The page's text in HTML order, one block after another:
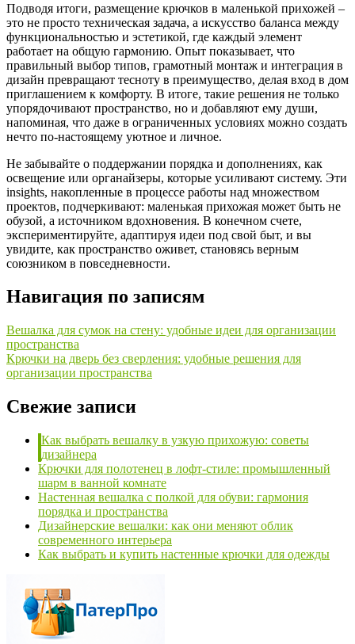
Подводя итоги, размещение крючков в маленькой прихожей –
это не просто техническая задача, а искусство баланса между
функциональностью и эстетикой, где каждый элемент
работает на общую гармонию. Опыт показывает, что
правильный выбор типов, грамотный монтаж и интеграция в
дизайн превращают тесноту в преимущество, делая вход в дом
приглашением к комфорту. В итоге, такие решения не только
упорядочивают пространство, но и добавляют ему души,
напоминая, что даже в ограниченных условиях можно создать
нечто по-настоящему уютное и личное.
Не забывайте о поддержании порядка и дополнениях, как
освещение или органайзеры, которые усиливают систему. Эти
insights, накопленные в процессе работы над множеством
проектов, подчеркивают: маленькая прихожая может быть не
обузой, а источником вдохновения. В конечном счете,
экспериментируйте, адаптируя идеи под свой быт, и вы
увидите, как пространство оживет, становясь верным
союзником в повседневности.
Навигация по записям
Вешалка для сумок на стену: удобные идеи для организации
пространства
Крючки на дверь без сверления: удобные решения для
организации пространства
Свежие записи
Как выбрать вешалку в узкую прихожую: советы
дизайнера
Крючки для полотенец в лофт-стиле: промышленный
шарм в ванной комнате
Настенная вешалка с полкой для обуви: гармония
порядка и пространства
Дизайнерские вешалки: как они меняют облик
современного интерьера
Как выбрать и купить настенные крючки для одежды